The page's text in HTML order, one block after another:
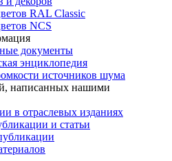
RAL Сlassic
NCS
документы
энциклопедия
источников шума
написанных нашими
в отраслевых изданиях
и статьи